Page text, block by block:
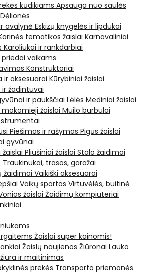
kūdikiams Apsauga nuo saulės
Dėlionės
avalynė Eskizų knygelės ir lipdukai
tematikos žaislai Karnavaliniai
Karoliukai ir rankdarbiai
priedai vaikams
Konstruktoriai
ir aksesuarai Kūrybiniai žaislai
ir žadintuvai
ir paukščiai Lėlės Mediniai žaislai
mokomieji žaislai Muilo burbulai
Piešimas ir rašymas Pigūs žaislai
gyvūnai
žaislai Pliušiniai žaislai Stalo žaidimai
Traukinukai, trasos, garažai
žaidimai Vaikiški aksesuarai
Vaikų sportas Virtuvėlės, buitinė
žaislai Žaidimų kompiuteriai
Žaislai super kainomis!
Žaislų naujienos Žiūronai Lauko
ir maitinimas
prekės Transporto priemonės